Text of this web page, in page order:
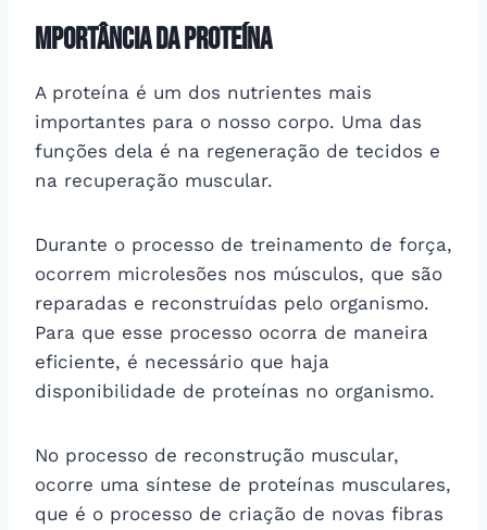
mportância da proteína
A proteína é um dos nutrientes mais
importantes para o nosso corpo. Uma das
funções dela é na regeneração de tecidos e
na recuperação muscular.
Durante o processo de treinamento de força,
ocorrem microlesões nos músculos, que são
reparadas e reconstruídas pelo organismo.
Para que esse processo ocorra de maneira
eficiente, é necessário que haja
disponibilidade de proteínas no organismo.
No processo de reconstrução muscular,
ocorre uma síntese de proteínas musculares,
que é o processo de criação de novas fibras